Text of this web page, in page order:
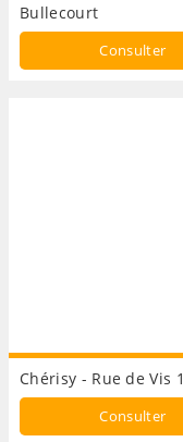
Bullecourt
Consulter
Chérisy - Rue de Vis 1
Consulter